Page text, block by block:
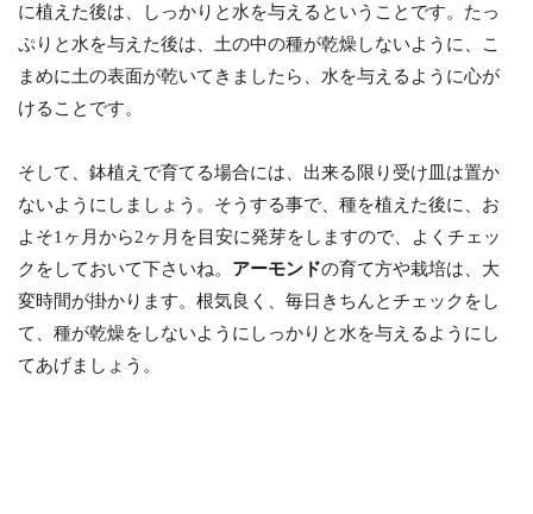
に植えた後は、しっかりと水を与えるということです。たっ
ぷりと水を与えた後は、土の中の種が乾燥しないように、こ
まめに土の表面が乾いてきましたら、水を与えるように心が
けることです。
そして、鉢植えで育てる場合には、出来る限り受け皿は置か
ないようにしましょう。そうする事で、種を植えた後に、お
よそ1ヶ月から2ヶ月を目安に発芽をしますので、よくチェッ
クをしておいて下さいね。 アーモンドの育て方や栽培は、大
変時間が掛かります。根気良く、毎日きちんとチェックをし
て、種が乾燥をしないようにしっかりと水を与えるようにし
てあげましょう。